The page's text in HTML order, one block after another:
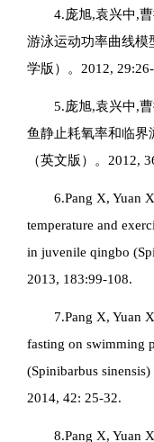
4.庞旭,袁兴中,
游泳运动功率曲线模
学版）。2012,
5.庞旭,袁兴中,
鱼静止耗氧率和临界
（英文版）。2012,
6.Pang X, Yuan
temperature and
in juvenile qingbo (
2013, 183:99-108.
7.Pang X, Yuan
fasting on swimming
(Spinibarbus sinensis)
2014, 42: 25-32.
8.Pang X, Yuan